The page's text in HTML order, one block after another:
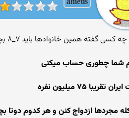
شما چطوری حساب میکنی
۷۵ میلیون نفره
مجردها ازدواج کنن و هر کدوم دوتا